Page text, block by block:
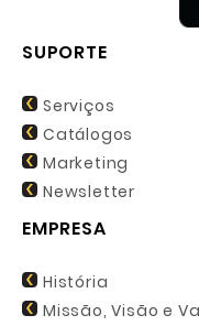
SUPORTE
Serviços
Catálogos
Marketing
Newsletter
EMPRESA
História
Missão, Visão e